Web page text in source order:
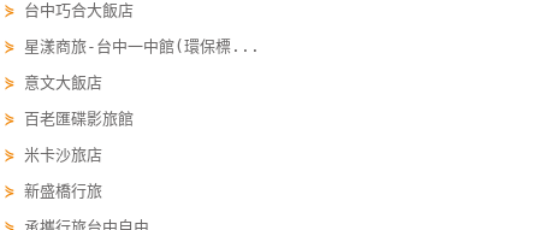
服
聯
絡
單
⋟ 台中巧合大飯店
⋟ 星漾商旅-台中一中館(環保標...
⋟ 意文大飯店
⋟百老匯碟影旅館
⋟米卡沙旅店
⋟新盛橋行旅